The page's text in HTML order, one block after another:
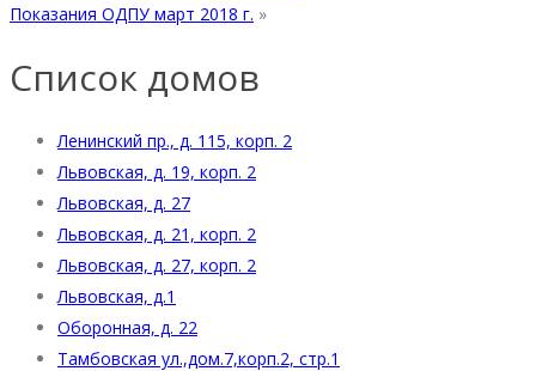
Показания ОДПУ март 2018 г. »
Список домов
Ленинский пр., д. 115, корп. 2
Львовская, д. 19, корп. 2
Львовская, д. 27
Львовская, д. 21, корп. 2
Львовская, д. 27, корп. 2
Львовская, д.1
Оборонная, д. 22
Тамбовская ул.,дом.7,корп.2, стр.1